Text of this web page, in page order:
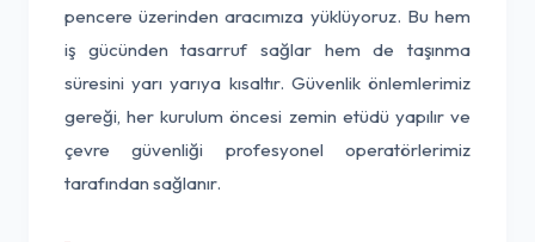
pencere üzerinden aracımıza yüklüyoruz. Bu hem
iş gücünden tasarruf sağlar hem de taşınma
süresini yarı yarıya kısaltır. Güvenlik önlemlerimiz
gereği, her kurulum öncesi zemin etüdü yapılır ve
çevre güvenliği profesyonel operatörlerimiz
tarafından sağlanır.